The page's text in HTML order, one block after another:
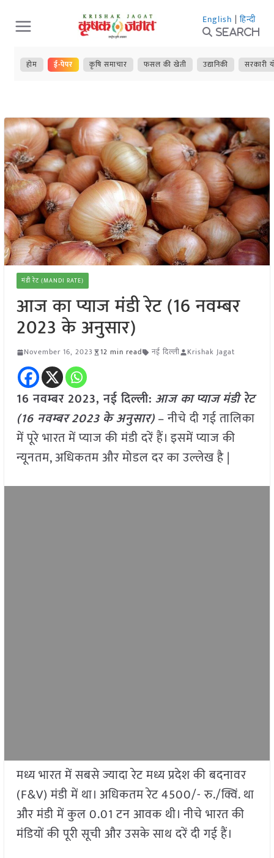
Skip
to
content
English | हिन्दी
Search
होम ई-पेपर कृषि समाचार फसल की खेती उद्यानिकी सरकारी
मंडी रेट (MANDI RATE)
आज का प्याज मंडी रेट (16 नवम्बर
2023 के अनुसार)
November 16, 2023 12 min read नई दिल्ली Krishak Jagat
16 नवम्बर 2023, नई दिल्ली: आज का प्याज मंडी रेट
(16 नवम्बर2023 के अनुसार)– नीचे दी गई तालिका
में पूरे भारत में प्याज की मंडी दरें हैं। इसमें प्याज की
न्यूनतम, अधिकतम और मोडल दर का उल्लेख है |
मध्य भारत में सबसे ज्यादा रेट मध्य प्रदेश की बदनावर
(F&V) मंडी में था। अधिकतम रेट 4500/- रु./क्विं. था
और मंडी में कुल 0.01 टन आवक थी। नीचे भारत की
मंडियों की पूरी सूची और उसके साथ दरें दी गई हैं।